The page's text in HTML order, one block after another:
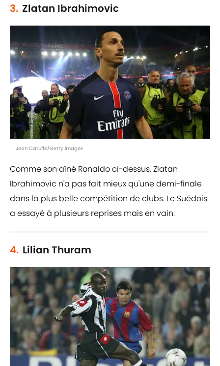
3. Zlatan Ibrahimovic
Jean Catuffe/Getty Images
Comme son aîné Ronaldo ci-dessus, Zlatan
Ibrahimovic n'a pas fait mieux qu'une demi-finale
dans la plus belle compétition de clubs. Le Suédois
a essayé à plusieurs reprises mais en vain.
4. Lilian Thuram